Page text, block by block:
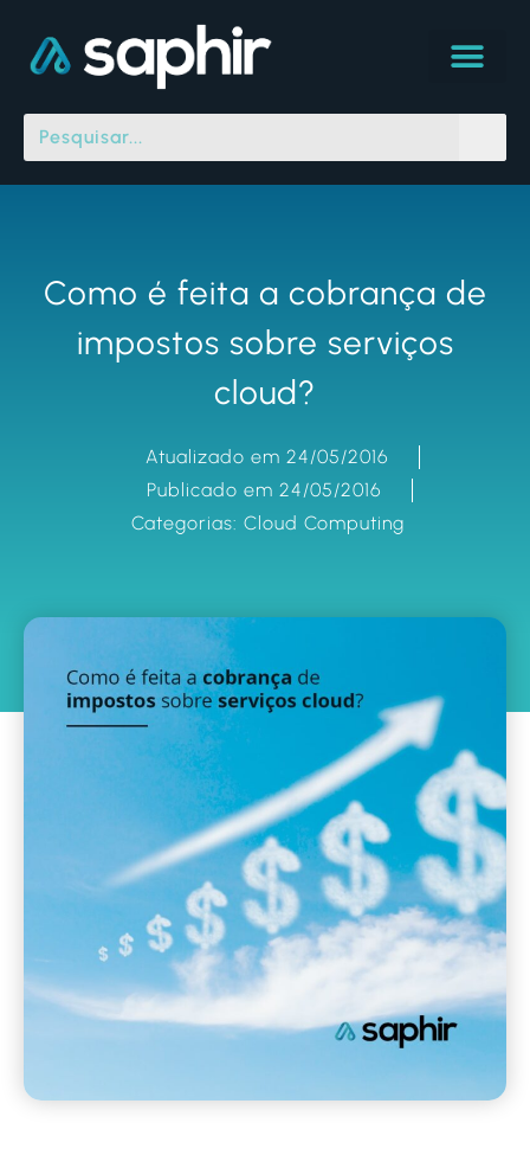
Como é feita a cobrança de
impostos sobre serviços
cloud?
Atualizado em 24/05/2016
Publicado em 24/05/2016
Categorias: Cloud Computing